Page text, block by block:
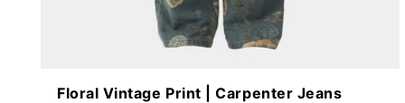
Floral Vintage Print | Carpenter Jeans